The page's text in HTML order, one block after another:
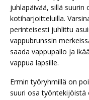
juhlapäivää, sillä suurin
kotiharjoitteluilla.
perinteisesti juhlittu
vappubrunssin
saada vappupallo ja
vappua lapsille.
Ermin työryhmillä on
suuri osa työntekijöistä